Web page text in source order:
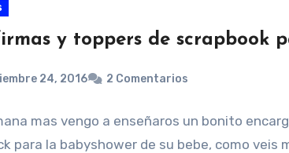
y toppers de scrapbook
24, 2016 2 Comentarios
mas vengo a enseñaros un bonito
para la babyshower de su bebe, como veis